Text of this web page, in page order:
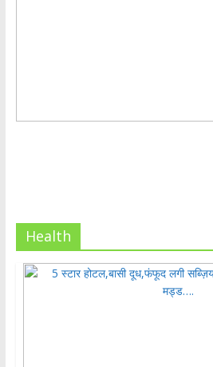
Health